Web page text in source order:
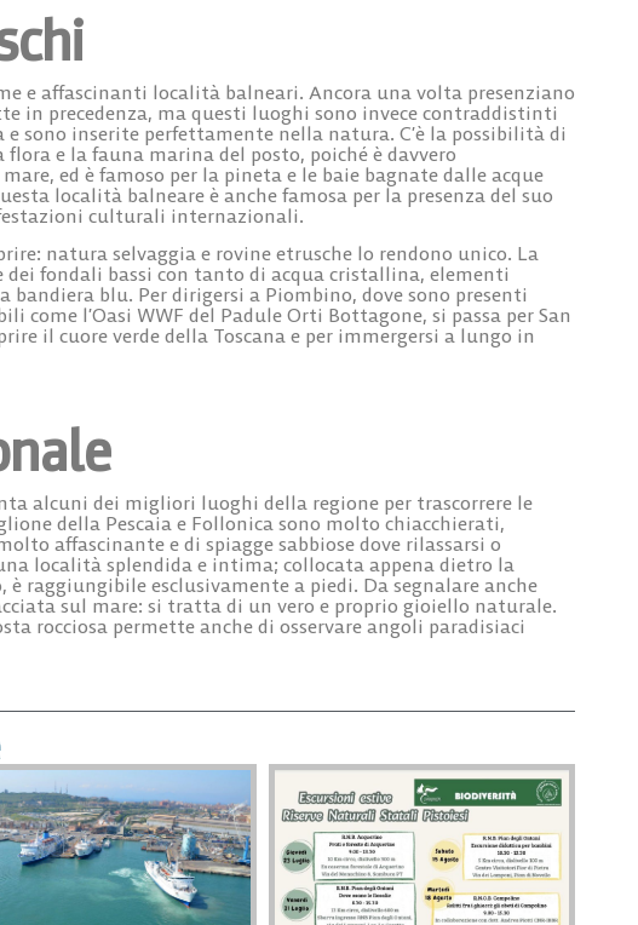
e affascinanti località balneari. Ancora una volta presenziano
in precedenza, ma questi luoghi sono invece contraddistinti
e sono inserite perfettamente nella natura. C’è la possibilità di
flora e la fauna marina del posto, poiché è davvero
ed è famoso per la pineta e le baie bagnate dalle acque
località balneare è anche famosa per la presenza del suo
culturali internazionali.
natura selvaggia e rovine etrusche lo rendono unico. La
dei fondali bassi con tanto di acqua cristallina, elementi
blu. Per dirigersi a Piombino, dove sono presenti
come l’Oasi WWF del Padule Orti Bottagone, si passa perSan
il cuore verde della Toscana e per immergersi a lungo in
alcuni dei migliori luoghi della regione per trascorrere le
della Pescaia e Follonica sono molto chiacchierati,
affascinante e di spiagge sabbiose dove rilassarsi o
località splendida e intima; collocata appena dietro la
raggiungibile esclusivamente a piedi. Da segnalare anche
sul mare: si tratta di un vero e proprio gioiello naturale.
rocciosa permette anche di osservare angoli paradisiaci